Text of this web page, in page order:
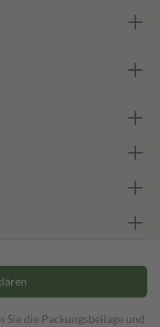
die Packungsbeilage und